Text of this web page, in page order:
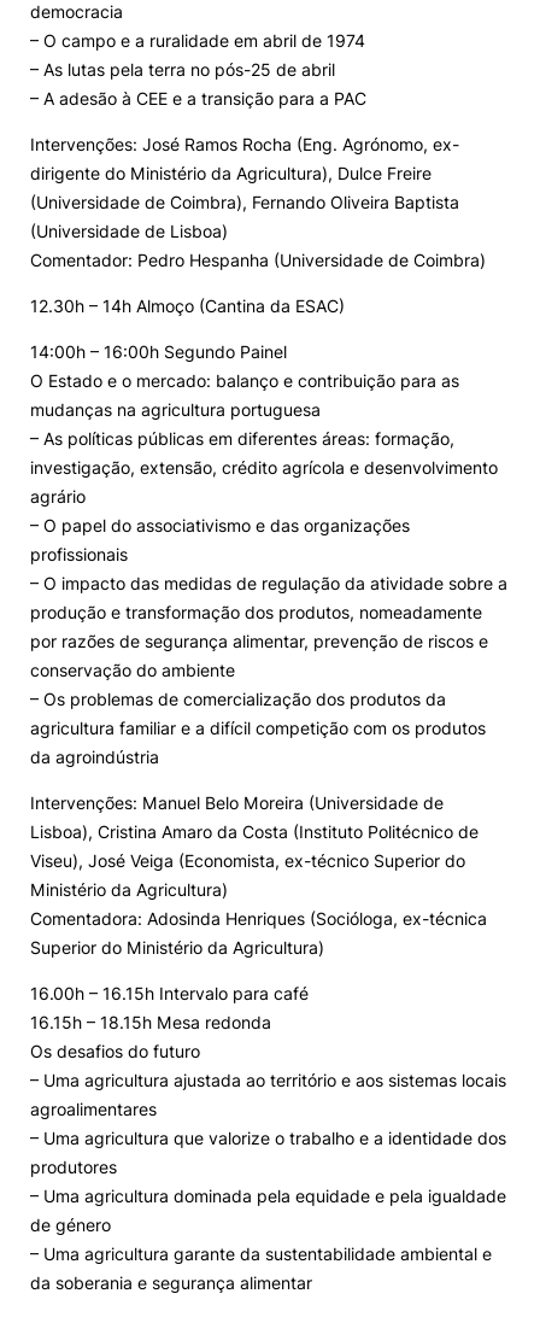
©2026 Instituto Politécnico de Coimbra. Todos os direitos reservados.
democracia
– O campo e a ruralidade em abril de 1974
– As lutas pela terra no pós-25 de abril
– A adesão à CEE e a transição para a PAC
Intervenções: José Ramos Rocha (Eng. Agrónomo, ex-
dirigente do Ministério da Agricultura), Dulce Freire
(Universidade de Coimbra), Fernando Oliveira Baptista
(Universidade de Lisboa)
Comentador: Pedro Hespanha (Universidade de Coimbra)
12.30h – 14h Almoço (Cantina da ESAC)
14:00h – 16:00h Segundo Painel
O Estado e o mercado: balanço e contribuição para as
mudanças na agricultura portuguesa
– As políticas públicas em diferentes áreas: formação,
investigação, extensão, crédito agrícola e desenvolvimento
agrário
– O papel do associativismo e das organizações
profissionais
– O impacto das medidas de regulação da atividade sobre a
produção e transformação dos produtos, nomeadamente
por razões de segurança alimentar, prevenção de riscos e
conservação do ambiente
– Os problemas de comercialização dos produtos da
agricultura familiar e a difícil competição com os produtos
da agroindústria
Intervenções: Manuel Belo Moreira (Universidade de
Lisboa), Cristina Amaro da Costa (Instituto Politécnico de
Viseu), José Veiga (Economista, ex-técnico Superior do
Ministério da Agricultura)
Comentadora: Adosinda Henriques (Socióloga, ex-técnica
Superior do Ministério da Agricultura)
16.00h – 16.15h Intervalo para café
16.15h – 18.15h Mesa redonda
Os desafios do futuro
– Uma agricultura ajustada ao território e aos sistemas locais
agroalimentares
– Uma agricultura que valorize o trabalho e a identidade dos
produtores
– Uma agricultura dominada pela equidade e pela igualdade
de género
– Uma agricultura garante da sustentabilidade ambiental e
da soberania e segurança alimentar